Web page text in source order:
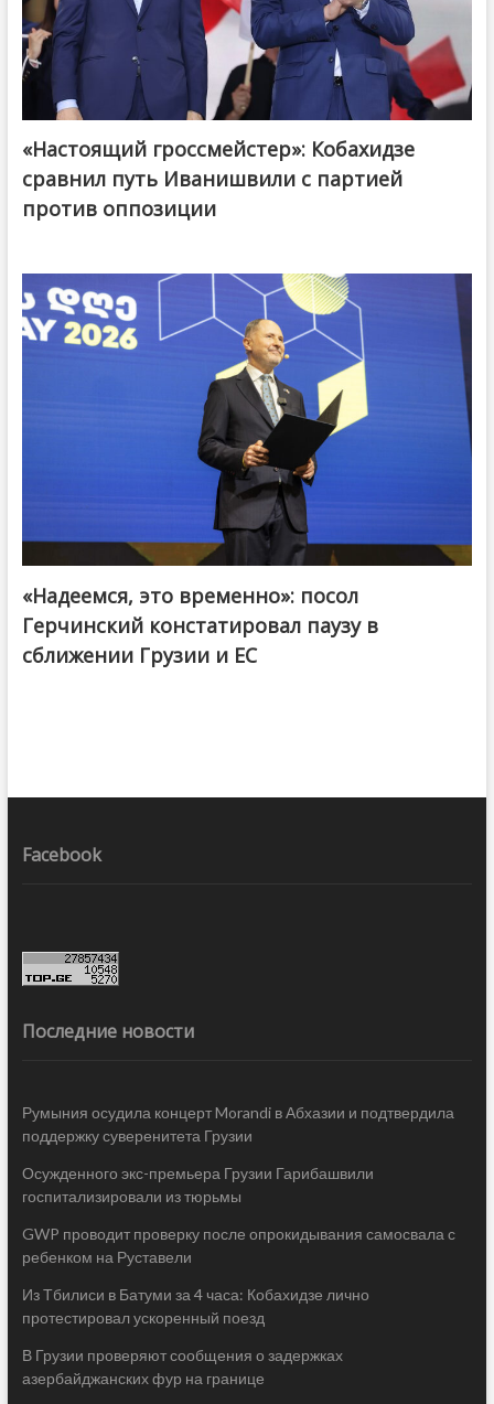
@ქართული ოცნება / Georgian Dream
«Настоящий гроссмейстер»: Кобахидзе
сравнил путь Иванишвили с партией
против оппозиции
«Надеемся, это временно»: посол
Герчинский констатировал паузу в
сближении Грузии и ЕС
Facebook
Последние новости
Румыния осудила концерт Morandi в Абхазии и подтвердила
поддержку суверенитета Грузии
Осужденного экс-премьера Грузии Гарибашвили
госпитализировали из тюрьмы
GWP проводит проверку после опрокидывания самосвала с
ребенком на Руставели
Из Тбилиси в Батуми за 4 часа: Кобахидзе лично
протестировал ускоренный поезд
В Грузии проверяют сообщения о задержках
азербайджанских фур на границе